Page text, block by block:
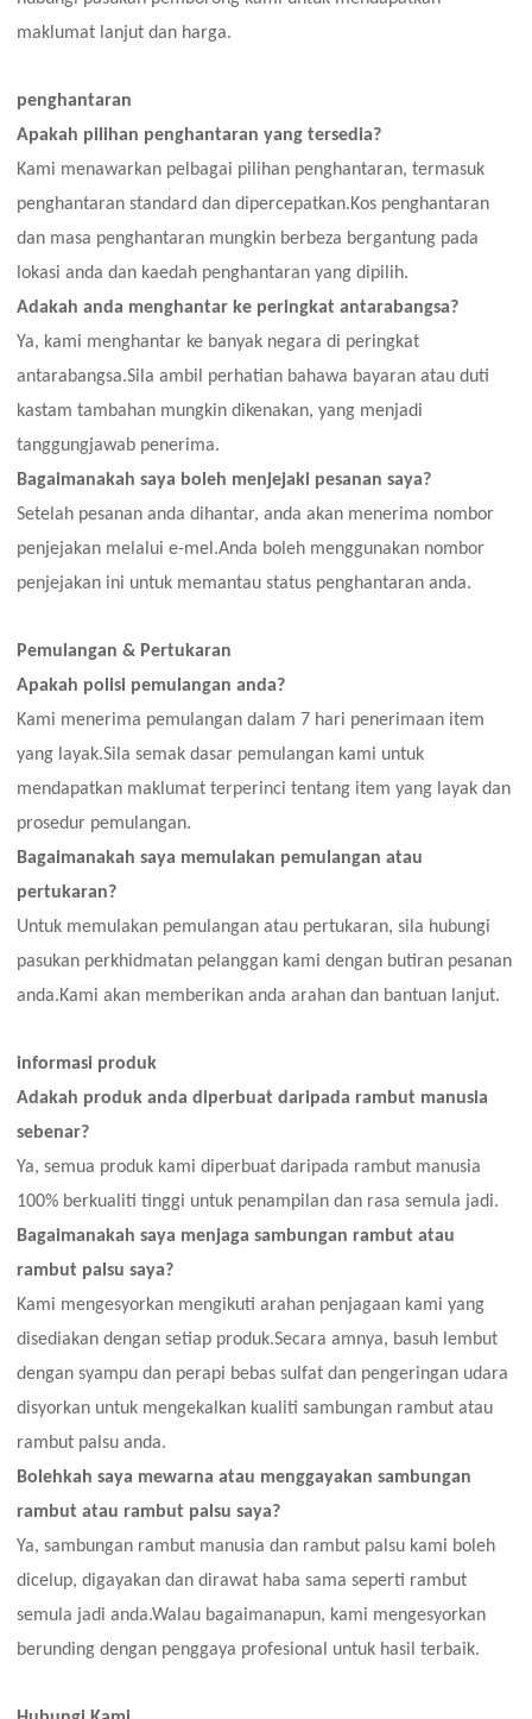
maklumat lanjut dan harga.
penghantaran
Apakah pilihan penghantaran yang tersedia?
Kami menawarkan pelbagai pilihan penghantaran, termasuk
penghantaran standard dan dipercepatkan.Kos penghantaran
dan masa penghantaran mungkin berbeza bergantung pada
lokasi anda dan kaedah penghantaran yang dipilih.
Adakah anda menghantar ke peringkat antarabangsa?
Ya, kami menghantar ke banyak negara di peringkat
antarabangsa.Sila ambil perhatian bahawa bayaran atau duti
kastam tambahan mungkin dikenakan, yang menjadi
tanggungjawab penerima.
Bagaimanakah saya boleh menjejaki pesanan saya?
Setelah pesanan anda dihantar, anda akan menerima nombor
penjejakan melalui e-mel.Anda boleh menggunakan nombor
penjejakan ini untuk memantau status penghantaran anda.
Pemulangan & Pertukaran
Apakah polisi pemulangan anda?
Kami menerima pemulangan dalam 7 hari penerimaan item
yang layak.Sila semak dasar pemulangan kami untuk
mendapatkan maklumat terperinci tentang item yang layak dan
prosedur pemulangan.
Bagaimanakah saya memulakan pemulangan atau
pertukaran?
Untuk memulakan pemulangan atau pertukaran, sila hubungi
pasukan perkhidmatan pelanggan kami dengan butiran pesanan
anda.Kami akan memberikan anda arahan dan bantuan lanjut.
informasi produk
Adakah produk anda diperbuat daripada rambut manusia
sebenar?
Ya, semua produk kami diperbuat daripada rambut manusia
100% berkualiti tinggi untuk penampilan dan rasa semula jadi.
Bagaimanakah saya menjaga sambungan rambut atau
rambut palsu saya?
Kami mengesyorkan mengikuti arahan penjagaan kami yang
disediakan dengan setiap produk.Secara amnya, basuh lembut
dengan syampu dan perapi bebas sulfat dan pengeringan udara
disyorkan untuk mengekalkan kualiti sambungan rambut atau
rambut palsu anda.
Bolehkah saya mewarna atau menggayakan sambungan
rambut atau rambut palsu saya?
Ya, sambungan rambut manusia dan rambut palsu kami boleh
dicelup, digayakan dan dirawat haba sama seperti rambut
semula jadi anda.Walau bagaimanapun, kami mengesyorkan
berunding dengan penggaya profesional untuk hasil terbaik.